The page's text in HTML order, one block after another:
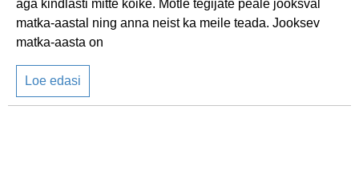
aga kindlasti mitte kõike. Mõtle tegijate peale jooksval
matka-aastal ning anna neist ka meile teada. Jooksev
matka-aasta on
Loe edasi